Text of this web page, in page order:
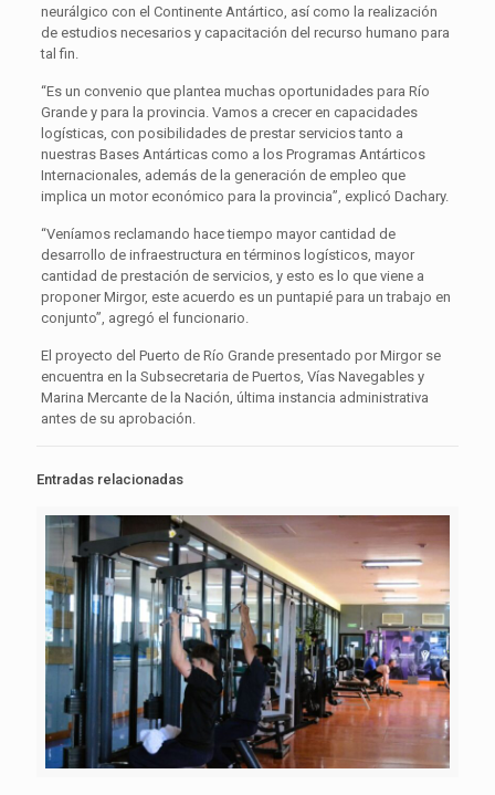
neurálgico con el Continente Antártico, así como la realización
de estudios necesarios y capacitación del recurso humano para
tal fin.
“Es un convenio que plantea muchas oportunidades para Río
Grande y para la provincia. Vamos a crecer en capacidades
logísticas, con posibilidades de prestar servicios tanto a
nuestras Bases Antárticas como a los Programas Antárticos
Internacionales, además de la generación de empleo que
implica un motor económico para la provincia”, explicó Dachary.
“Veníamos reclamando hace tiempo mayor cantidad de
desarrollo de infraestructura en términos logísticos, mayor
cantidad de prestación de servicios, y esto es lo que viene a
proponer Mirgor, este acuerdo es un puntapié para un trabajo en
conjunto”, agregó el funcionario.
El proyecto del Puerto de Río Grande presentado por Mirgor se
encuentra en la Subsecretaria de Puertos, Vías Navegables y
Marina Mercante de la Nación, última instancia administrativa
antes de su aprobación.
Entradas relacionadas